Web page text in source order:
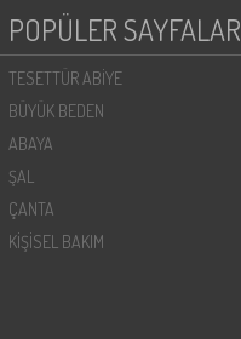
POPÜLER SAYFALAR
TESETTÜR ABİYE
BÜYÜK BEDEN
ABAYA
ŞAL
ÇANTA
KİŞİSEL BAKIM